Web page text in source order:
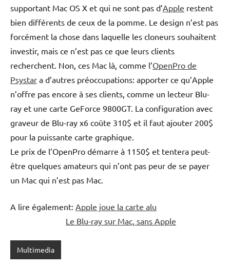
supportant Mac OS X et qui ne sont pas d’Apple restent
bien différents de ceux de la pomme. Le design n’est pas
forcément la chose dans laquelle les cloneurs souhaitent
investir, mais ce n’est pas ce que leurs clients
recherchent. Non, ces Mac là, comme l’OpenPro de
Psystar a d’autres préoccupations: apporter ce qu’Apple
n’offre pas encore à ses clients, comme un lecteur Blu-
ray et une carte GeForce 9800GT. La configuration avec
graveur de Blu-ray x6 coûte 310$ et il faut ajouter 200$
pour la puissante carte graphique.
Le prix de l’OpenPro démarre à 1150$ et tentera peut-
être quelques amateurs qui n’ont pas peur de se payer
un Mac qui n’est pas Mac.
A lire également: Apple joue la carte alu
Le Blu-ray sur Mac, sans Apple
Multimedia